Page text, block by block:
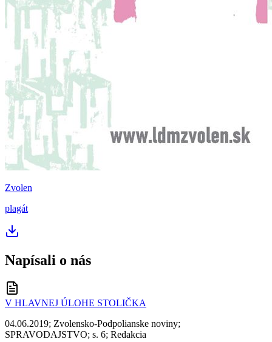
Zvolen
plagát
Napísali o nás
V HLAVNEJ ÚLOHE STOLIČKA
04.06.2019; Zvolensko-Podpolianske noviny;
SPRAVODAJSTVO; s. 6; Redakcia